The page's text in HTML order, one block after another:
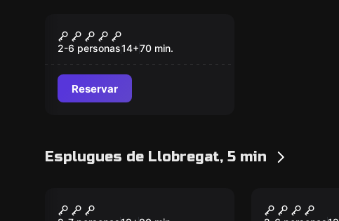
Cazadores de Brujas
2-6 personas14+70 min.
Reservar
Esplugues de Llobregat, 5 min
Worm Nuevo
LA PLANTA